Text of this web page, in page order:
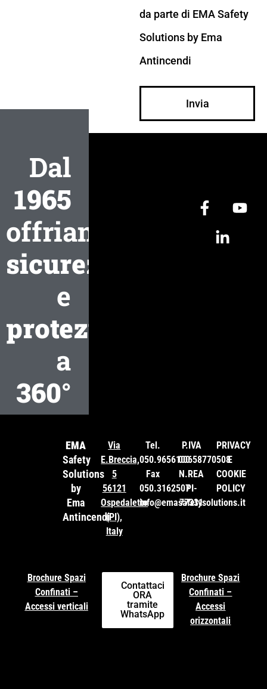
da parte di EMA Safety
Solutions by Ema
Antincendi
Invia
Dal
1965
offriamo
sicurezza
e
protezione
a
360°
EMA
Safety
Solutions
by
Ema
Antincendi
Via
E.Breccia,
5
56121
Ospedaletto
(PI),
Italy
Tel.
050.9656100
Fax
050.3162507
info@emasafetysolutions.it
P.IVA
00658770508
N.REA
PI-
77331
PRIVACY
E
COOKIE
POLICY
Brochure Spazi
Confinati –
Accessi verticali
Contattaci
ORA
tramite
WhatsApp
Brochure Spazi
Confinati –
Accessi
orizzontali